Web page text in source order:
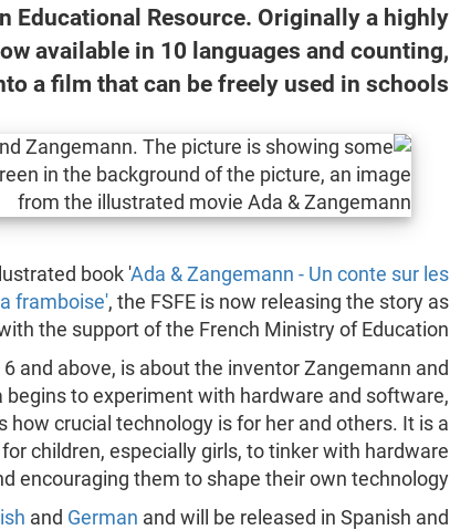
Educational Resource. Originally a highly
available in 10 languages and counting,
a film that can be freely used in schools.
book 'Ada & Zangemann - Un conte sur les
framboise', the FSFE is now releasing the story as
the support of the French Ministry of Education.
and above, is about the inventor Zangemann and
begins to experiment with hardware and software,
how crucial technology is for her and others. It is a
children, especially girls, to tinker with hardware
encouraging them to shape their own technology.
and German and will be released in Spanish and